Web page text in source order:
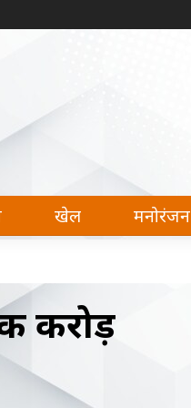
की हर खबर पढ़ सकते हैं।
खेल मनोरंजन
करोड़